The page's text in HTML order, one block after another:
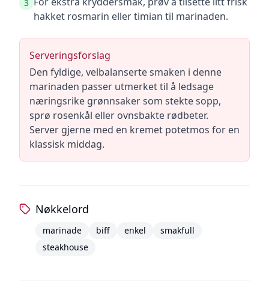
3
hakket rosmarin eller timian til marinaden.
Serveringsforslag
Den fyldige, velbalanserte smaken i denne
marinaden passer utmerket til å ledsage
næringsrike grønnsaker som stekte sopp,
sprø rosenkål eller ovnsbakte rødbeter.
Server gjerne med en kremet potetmos for en
klassisk middag.
Nøkkelord
marinade biff enkel
smakfull
steakhouse